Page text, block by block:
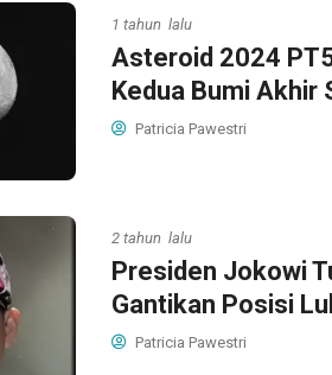
1 tahun lalu
Asteroid 2024
Kedua Bumi Akhir
Patricia Pawestri
2 tahun lalu
Presiden Jokowi
Gantikan Posisi
Patricia Pawestri